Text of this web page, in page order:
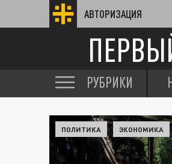
АВТОРИЗАЦИЯ
РУБРИКИ
ПОЛИТИКА ЭКОНОМИКА